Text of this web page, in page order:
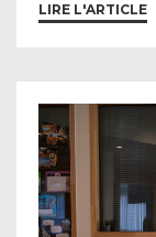
LIRE L'ARTICLE